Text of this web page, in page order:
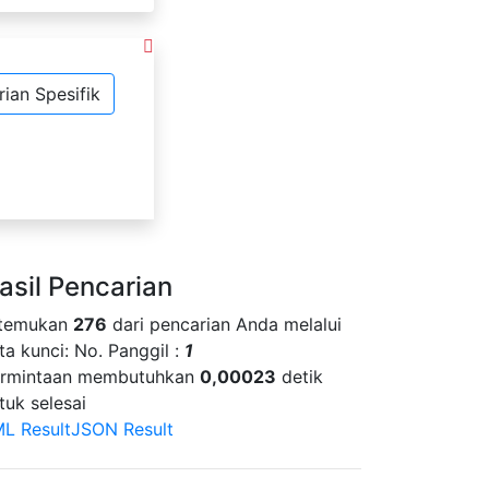
Spesifik
Pencarian
276 dari pencarian Anda melalui
kunci: No. Panggil : 1
membutuhkan 0,00023 detik
selesai
ResultJSON Result